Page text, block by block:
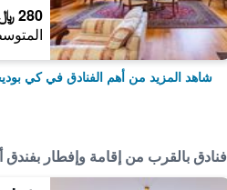
280 ﷼
شاهد المزيد من أهم الفنادق في كي
فنادق بالقرب من إقامة وإفطار بفندق